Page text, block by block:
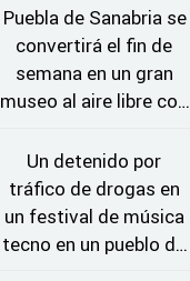
coche
Puebla de Sanabria se
convertirá el fin de
semana en un gran
museo al aire libre con
Un detenido por
tráfico de drogas en
un festival de música
tecno en un pueblo de